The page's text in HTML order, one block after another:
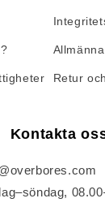
Retur
Kontakta